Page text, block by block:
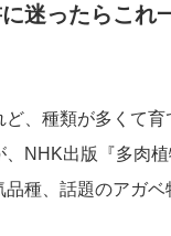
迷ったらこれ
ど、種類が多くて
NHK出版『多肉
種、話題のアガベ